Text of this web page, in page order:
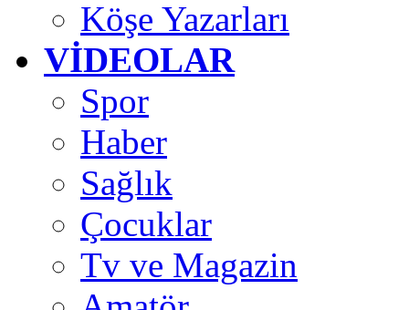
Köşe Yazarları
VİDEOLAR
Spor
Haber
Sağlık
Çocuklar
Tv ve Magazin